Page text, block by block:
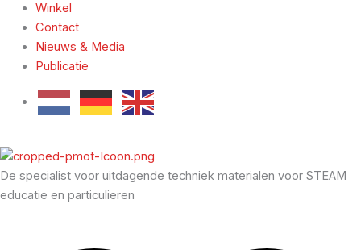
Winkel
Contact
Nieuws & Media
Publicatie
De specialist voor uitdagende techniek materialen voor STEAM
educatie en particulieren